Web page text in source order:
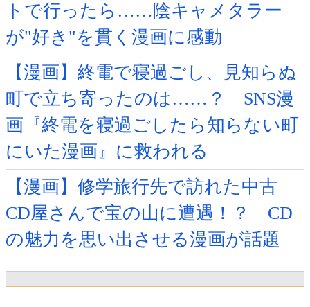
トで行ったら……陰キャメタラー
が"好き"を貫く漫画に感動
【漫画】終電で寝過ごし、見知らぬ
町で立ち寄ったのは……？ SNS漫
画『終電を寝過ごしたら知らない町
にいた漫画』に救われる
【漫画】修学旅行先で訪れた中古
CD屋さんで宝の山に遭遇！？ CD
の魅力を思い出させる漫画が話題